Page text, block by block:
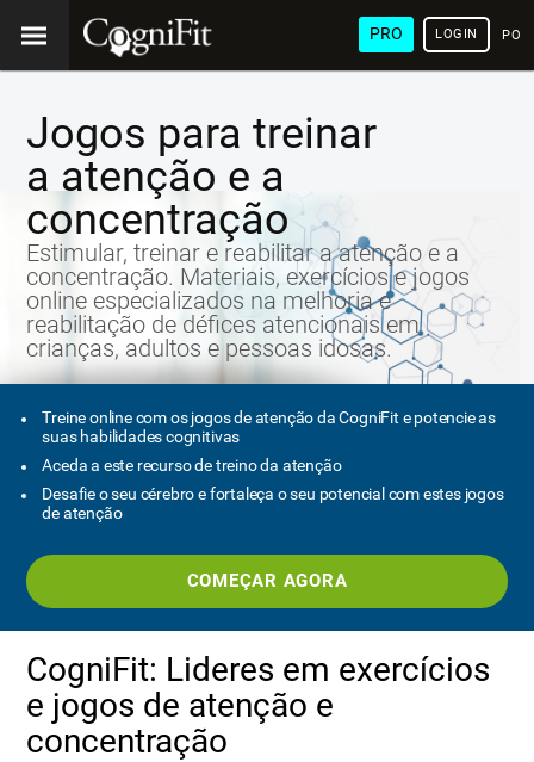
PRO LOGIN
Jogos para treinar
a atenção e a
concentração
Estimular, treinar e reabilitar a atenção e a
concentração. Materiais, exercícios e jogos
online especializados na melhoria e
reabilitação de défices atencionais em
crianças, adultos e pessoas idosas.
Treine online com os jogos de atenção da CogniFit e potencie as
suas habilidades cognitivas
Aceda a este recurso de treino da atenção
Desafie o seu cérebro e fortaleça o seu potencial com estes jogos
de atenção
COMEÇAR AGORA
CogniFit: Lideres em exercícios
e jogos de atenção e
concentração